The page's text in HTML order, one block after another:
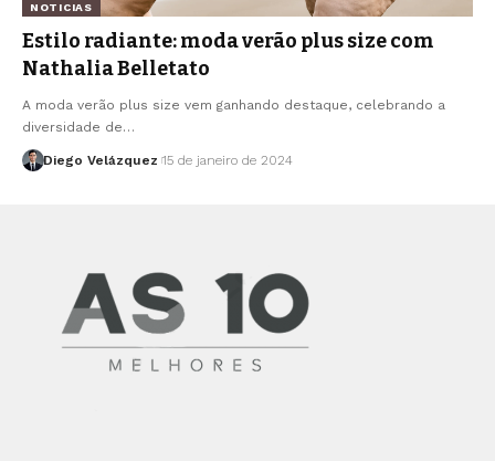
NOTICIAS
Estilo radiante: moda verão plus size com
Nathalia Belletato
A moda verão plus size vem ganhando destaque, celebrando a
diversidade de…
Diego Velázquez 15 de janeiro de 2024